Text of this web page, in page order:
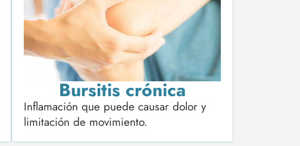
Bursitis crónica
Inflamación que puede causar dolor y
limitación de movimiento.